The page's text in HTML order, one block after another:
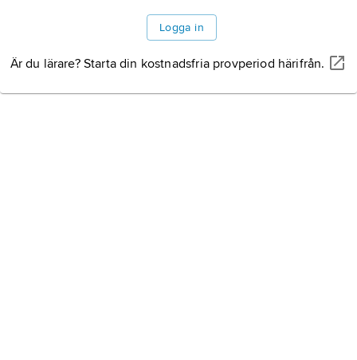
Logga in
Är du lärare? Starta din kostnadsfria provperiod härifrån.